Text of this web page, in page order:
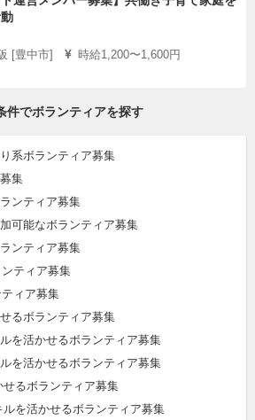
[豊中市]
時給1,200〜1,600円
件でボランティアを探す
系ボランティア募集
集
ンティア募集
可能なボランティア募集
ンティア募集
ティア募集
ィア募集
るボランティア募集
を活かせるボランティア募集
を活かせるボランティア募集
るボランティア募集
を活かせるボランティア募集